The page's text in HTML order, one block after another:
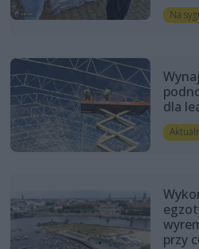
Na
dla
przy